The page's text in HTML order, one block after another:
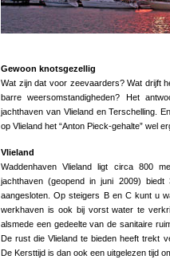
Gewoon knotsgezellig
Wat zijn dat voor zeevaarders? Wat drijft
barre weersomstandigheden? Het
jachthaven van Vlieland en Terschelling.
op Vlieland het “Anton Pieck-gehalte” wel
Vlieland
Waddenhaven Vlieland ligt circa 800
jachthaven (geopend in juni 2009)
aangesloten. Op steigers B en C kunt u
werkhaven is ook bij vorst water te
alsmede een gedeelte van de sanitaire
De rust die Vlieland te bieden heeft trekt
De Kersttijd is dan ook een uitgelezen tijd